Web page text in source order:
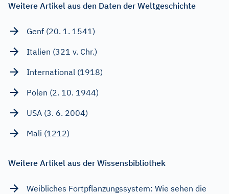
Weitere Artikel aus den Daten der Weltgeschichte
Genf (20. 1. 1541)
Italien (321 v. Chr.)
International (1918)
Polen (2. 10. 1944)
USA (3. 6. 2004)
Mali (1212)
Weitere Artikel aus der Wissensbibliothek
Weibliches Fortpflanzungssystem: Wie sehen die